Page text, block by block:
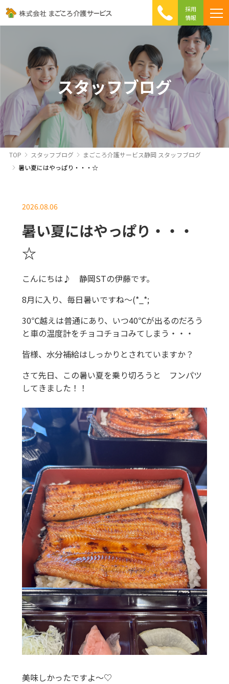
採用
情報
ころ介護の特徴
への取り組み
相談 Q&A
て介護を利用する方へ
スタッフブログ
TOP スタッフブログ
まごころ介護サービス静岡 スタッフブログ
暑い夏にはやっぱり・・・☆
2026.08.06
暑い夏にはやっぱり・・・
☆
こんにちは♪ 静岡STの伊藤です。
8月に入り、毎日暑いですね～(*_*;
30℃越えは普通にあり、いつ40℃が出るのだろう
と車の温度計をチョコチョコみてしまう・・・
皆様、水分補給はしっかりとされていますか？
さて先日、この暑い夏を乗り切ろうと フンパツ
してきました！！
美味しかったですよ～♡